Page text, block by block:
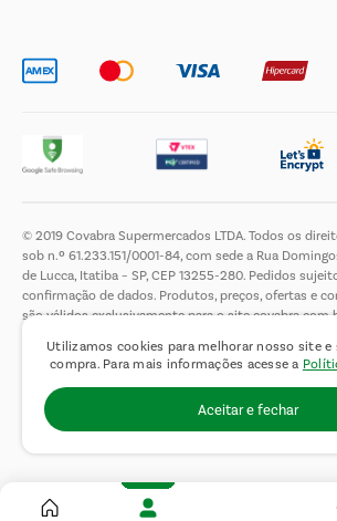
Utilizamos cookies para melhorar nosso site e
compra. Para mais informações acesse a
Aceitar e fechar
© 2019 Covabra Supermercados LTDA. Todos os
sob n.º 61.233.151/0001-84, com sede a Rua
de Lucca, Itatiba – SP, CEP 13255-280. Pedidos
confirmação de dados. Produtos, preços, ofertas e
são válidos exclusivamente para o site
de limitar a quantidade máxima de produtos por
vendemos no atacado. Fotos meramente
entrega de bebidas alcoólicas a menores de 18
n.° 8069/90, art. 81, inciso II (Estatuto da Criança e do